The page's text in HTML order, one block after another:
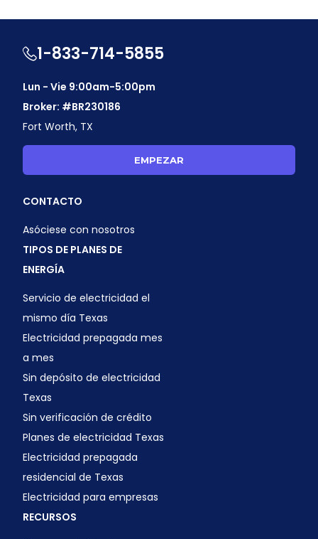
1-833-714-5855
Lun - Vie 9:00am-5:00pm
Broker: #BR230186
Fort Worth, TX
EMPEZAR
CONTACTO
Asóciese con nosotros
TIPOS DE PLANES DE
ENERGÍA
Servicio de electricidad el
mismo día Texas
Electricidad prepagada mes
a mes
Sin depósito de electricidad
Texas
Sin verificación de crédito
Planes de electricidad Texas
Electricidad prepagada
residencial de Texas
Electricidad para empresas
RECURSOS